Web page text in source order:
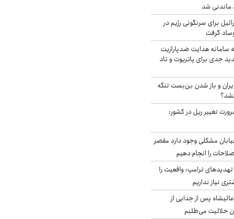
ماندنی شد
برای سرنگونی رژیم در
گرفت
سامانه هدایت ضدپارازیت
جدی برای پاتریوت و تاد
و باز شدن بن‌بست تنگه
تغییر ریل در کشور:
مشکلی وجود دارد مقصر
را انجام دهیم
ترامپ: واقعیت را
نیاز نداریم
پس از جدایی از
حلالیت می‌طلبم